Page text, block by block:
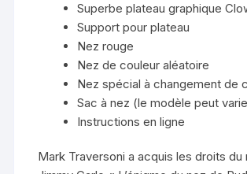
Superbe plateau graphique
Support pour plateau
Nez rouge
Nez de couleur aléatoire
Nez spécial à changement de
Sac à nez (le modèle peut
Instructions en ligne
Mark Traversoni a acquis les droits du